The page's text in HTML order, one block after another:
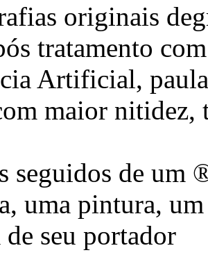
originais
tratamento
Artificial,
maior nitidez,
seguidos de um
uma pintura,
seu portador